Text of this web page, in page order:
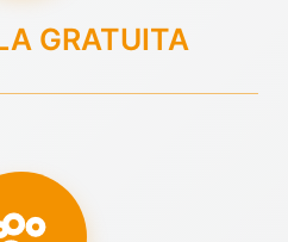
GRATUITA